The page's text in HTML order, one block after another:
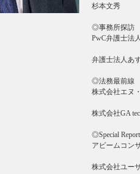
杉本文秀
◎事務所探訪
PwC弁護士法
弁護士法人あ
◎法務最前線
株式会社エヌ
株式会社GA
◎Special Report
アビームコン
株式会社ユ